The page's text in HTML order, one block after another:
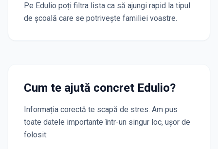
Pe Edulio poți filtra lista ca să ajungi rapid la tipul
de școală care se potrivește familiei voastre.
Cum te ajută concret Edulio?
Informația corectă te scapă de stres. Am pus
toate datele importante într-un singur loc, ușor de
folosit: